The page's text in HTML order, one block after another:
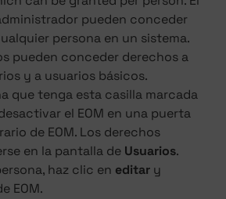
pueden conceder
persona en un sistema.
pueden conceder derechos a
y a usuarios básicos.
que tenga esta casilla marcada
el EOM en una puerta
de EOM. Los derechos
en la pantalla de Usuarios.
haz clic en editar y
EOM.